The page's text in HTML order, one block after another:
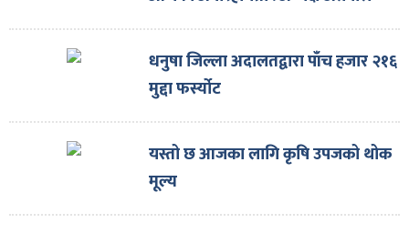
धनुषा जिल्ला अदालतद्वारा पाँच हजार २१६
मुद्दा फर्स्योट
यस्तो छ आजका लागि कृषि उपजको थोक
मूल्य